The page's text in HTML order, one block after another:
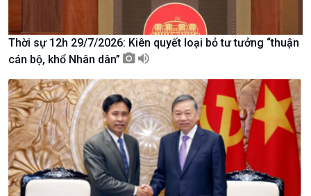
Tài nguyên và Môi trường
Chuyên gia của bạn
Bước chân đến trường
Kết nối công nghệ
Sống chung với biến đổi
khí hậu
Thời sự 12h 29/7/2026: Kiên quyết loại bỏ tư tưởng “thuận
cán bộ, khổ Nhân dân”